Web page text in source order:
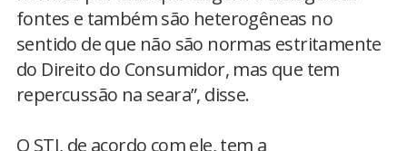
fontes e também são heterogêneas no
sentido de que não são normas estritamente
do Direito do Consumidor, mas que tem
repercussão na seara”, disse.
O STJ, de acordo com ele, tem a